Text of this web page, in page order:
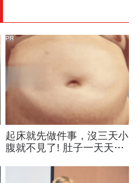
起床就先做件事，沒三天小
腹就不見了! 肚子一天天變
PR